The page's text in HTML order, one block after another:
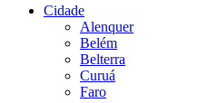
Cidade
Alenquer
Belém
Belterra
Curuá
Faro